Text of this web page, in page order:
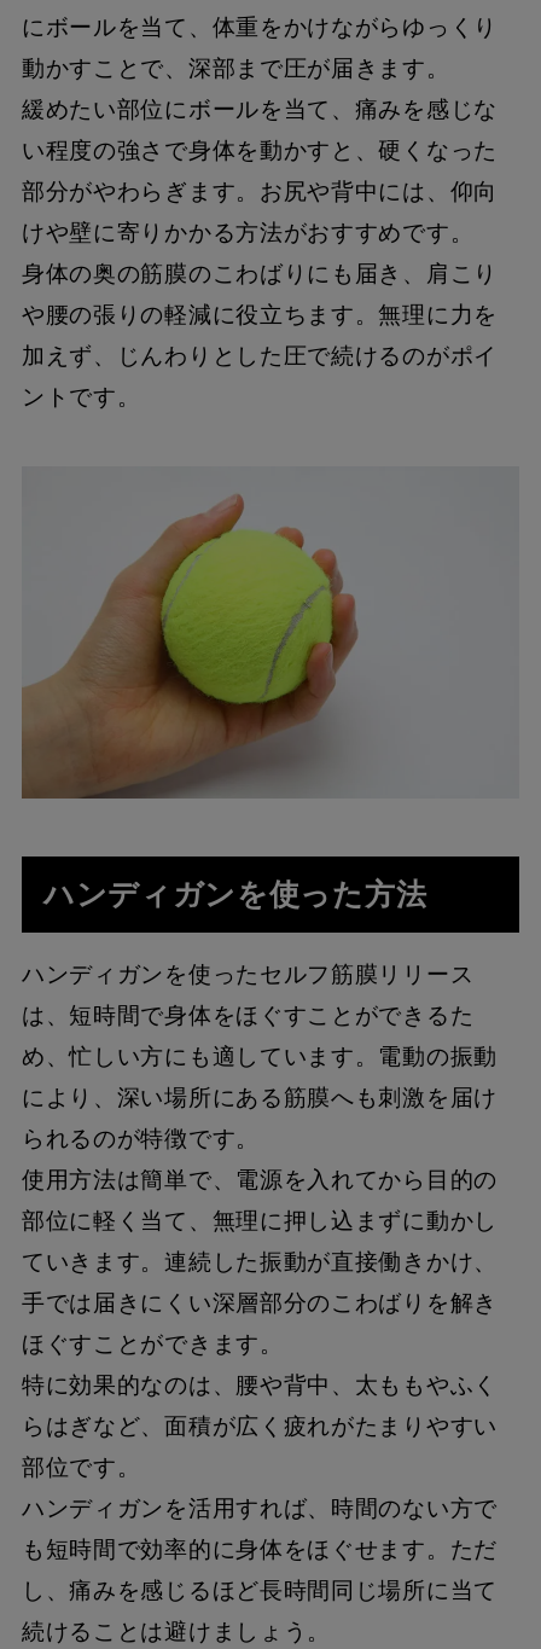
にボールを当て、体重をかけながらゆっくり
動かすことで、深部まで圧が届きます。
緩めたい部位にボールを当て、痛みを感じな
い程度の強さで身体を動かすと、硬くなった
部分がやわらぎます。お尻や背中には、仰向
けや壁に寄りかかる方法がおすすめです。
身体の奥の筋膜のこわばりにも届き、肩こり
や腰の張りの軽減に役立ちます。無理に力を
加えず、じんわりとした圧で続けるのがポイ
ントです。
ハンディガンを使った方法
ハンディガンを使ったセルフ筋膜リリース
は、短時間で身体をほぐすことができるた
め、忙しい方にも適しています。電動の振動
により、深い場所にある筋膜へも刺激を届け
られるのが特徴です。
使用方法は簡単で、電源を入れてから目的の
部位に軽く当て、無理に押し込まずに動かし
ていきます。連続した振動が直接働きかけ、
手では届きにくい深層部分のこわばりを解き
ほぐすことができます。
特に効果的なのは、腰や背中、太ももやふく
らはぎなど、面積が広く疲れがたまりやすい
部位です。
ハンディガンを活用すれば、時間のない方で
も短時間で効率的に身体をほぐせます。ただ
し、痛みを感じるほど長時間同じ場所に当て
続けることは避けましょう。